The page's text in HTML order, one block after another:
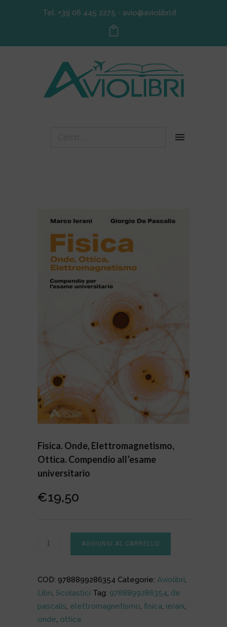
Tel. +39 06 445 2275 - avio@aviolibri.it
Fisica. Onde, Elettromagnetismo,
Ottica. Compendio all’esame
universitario
€19,50
AGGIUNGI AL CARRELLO
COD: 9788899286354 Categorie: Aviolibri,
Libri, Scolastici Tag: 9788899286354, de
pascalis, elettromagnetismo, fisica, ierani,
onde, ottica